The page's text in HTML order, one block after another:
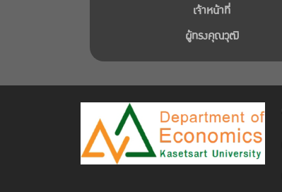
เจ้าหน้าที่
ผู้ทรงคุณวุฒิ